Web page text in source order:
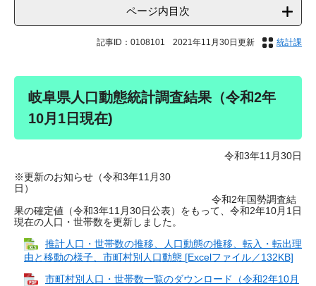
ページ内目次
記事ID：0108101 2021年11月30日更新 統計課
岐阜県人口動態統計調査結果（令和2年
10月1日現在)
令和3年11月30日
※更新のお知らせ（令和3年11月30
日）
令和2年国勢調査結
果の確定値（令和3年11月30日公表）をもって、令和2年10月1日
現在の人口・世帯数を更新しました。
推計人口・世帯数の推移、人口動態の推移、転入・転出理
由と移動の様子、市町村別人口動態 [Excelファイル／132KB]
市町村別人口・世帯数一覧のダウンロード（令和2年10月